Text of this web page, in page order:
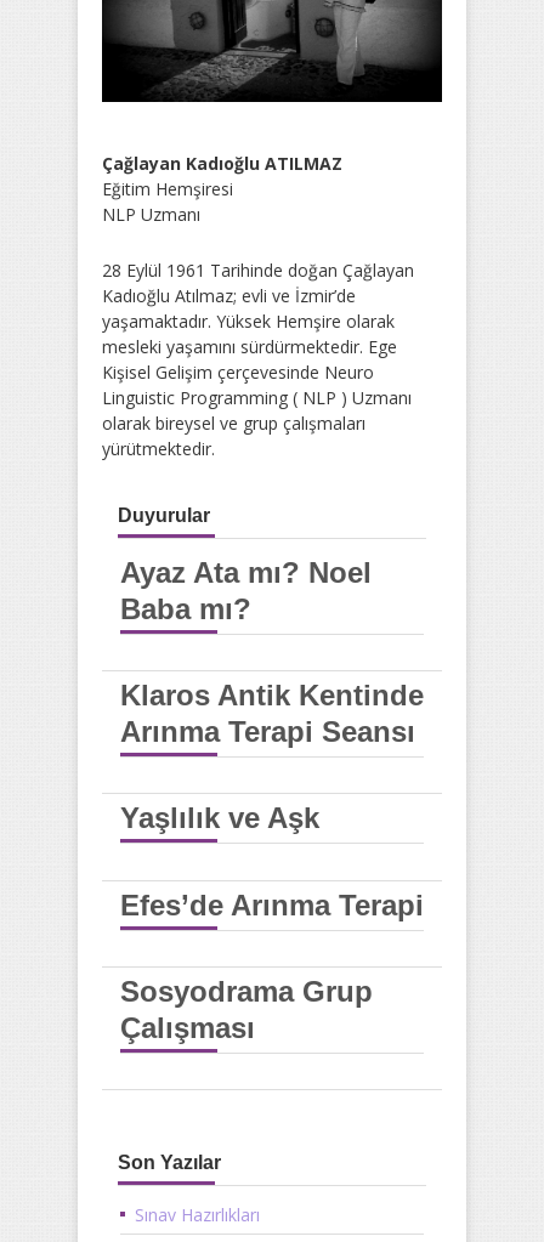
Çağlayan Kadıoğlu ATILMAZ
Eğitim Hemşiresi
NLP Uzmanı
28 Eylül 1961 Tarihinde doğan Çağlayan
Kadıoğlu Atılmaz; evli ve İzmir’de
yaşamaktadır. Yüksek Hemşire olarak
mesleki yaşamını sürdürmektedir. Ege
Kişisel Gelişim çerçevesinde Neuro
Linguistic Programming ( NLP ) Uzmanı
olarak bireysel ve grup çalışmaları
yürütmektedir.
Duyurular
Ayaz Ata mı? Noel
Baba mı?
Klaros Antik Kentinde
Arınma Terapi Seansı
Yaşlılık ve Aşk
Efes’de Arınma Terapi
Sosyodrama Grup
Çalışması
Son Yazılar
Sınav Hazırlıkları